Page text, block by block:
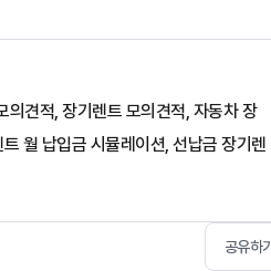
견적, 장기렌트 모의견적, 자동차 장
월 납입금 시뮬레이션, 선납금 장기렌
공유하기